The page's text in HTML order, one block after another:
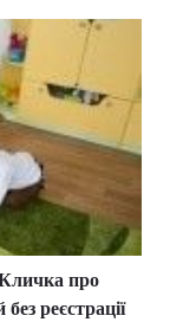
про
реєстрації